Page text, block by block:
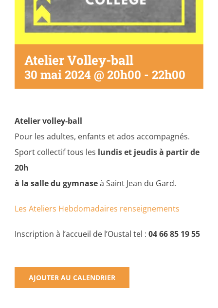
Atelier Volley-ball
30 mai 2024 @ 20h00 - 22h00
Atelier volley-ball
Pour les adultes, enfants et ados accompagnés.
Sport collectif tous les lundis et jeudis à partir de
20h
à la salle du gymnaseà Saint Jean du Gard.
Les Ateliers Hebdomadaires renseignements
Inscription à l’accueil de l’Oustal tel : 04 66 85 19 55
AJOUTER AU CALENDRIER